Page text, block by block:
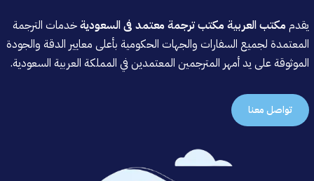
يقدم مكتبالعربية مكتب ترجمة معتمد فى السعوديةخدمات الترجمة
المعتمدة لجميع السفارات والجهات الحكومية بأعلى معايير الدقة والجودة
الموثوقة على يد أمهر المترجمين المعتمدين في المملكة العربية السعودية.
تواصل معنا